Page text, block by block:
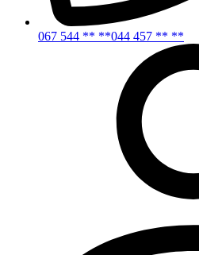
067 544 ** **044 457 ** **